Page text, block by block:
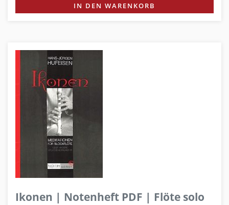
IN DEN WARENKORB
Ikonen | Notenheft PDF | Flöte solo